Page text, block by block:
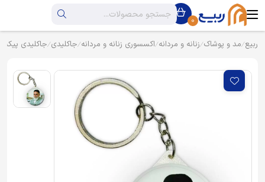
0
ربیع مد و پوشاک زنانه و مردانه اکسسوری زنانه و مردانه جاکلیدی جاکلیدی